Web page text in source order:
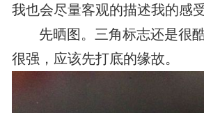
我也会尽量客观的描述我的感受
先晒图。三角标志还是很
很强，应该先打底的缘故。